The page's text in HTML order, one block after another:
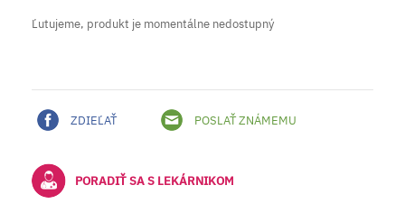
Ľutujeme, produkt je momentálne nedostupný
ZDIEĽAŤ POSLAŤ ZNÁMEMU
PORADIŤ SA S LEKÁRNIKOM